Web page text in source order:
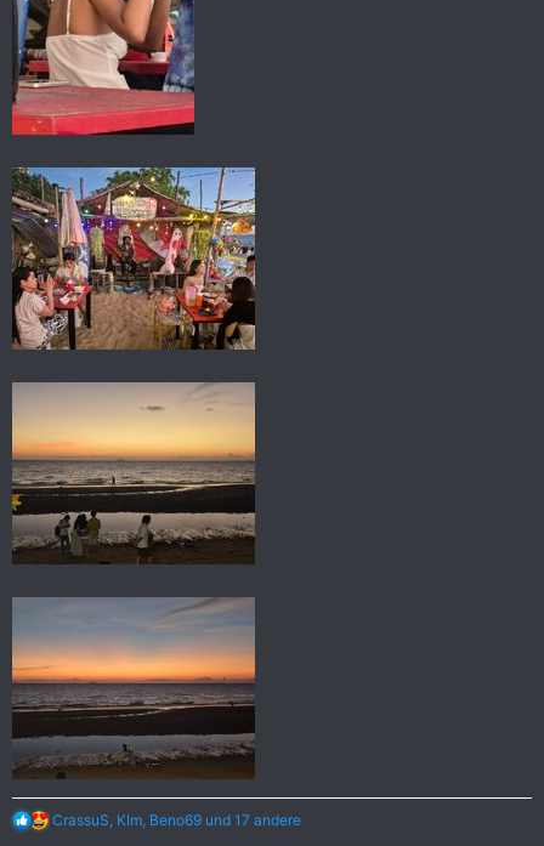
R
CrassuS KIm Beno69 und 17 andere